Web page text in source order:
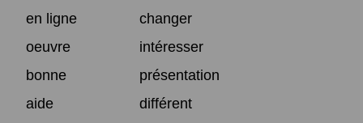
en ligne
changer
oeuvre
intéresser
bonne
présentation
aide
différent